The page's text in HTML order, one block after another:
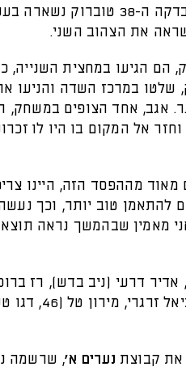
ליתרון. המשחק התחיל להיות שקול, ובדקה ה-38
את הצהוב השני.
הם הגיעו במחצית השנייה,
במרכז השדה והניעו
אגב, אחד הצופים במשחק,
אל המקום בו היו לו
מאוד מההפסד הזה, היינו
להתאמן טוב יותר, וכך
מאמין שבהמשך נראה
אדיר דרעי (ניב בדש), רז
כהן, ליאון מזרחי (55, עמית
את קבוצת נערים א', שרשמה